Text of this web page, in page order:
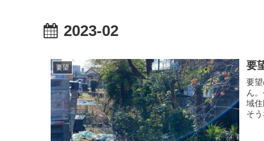
2023-02
要望 要
要
ん
域
そ